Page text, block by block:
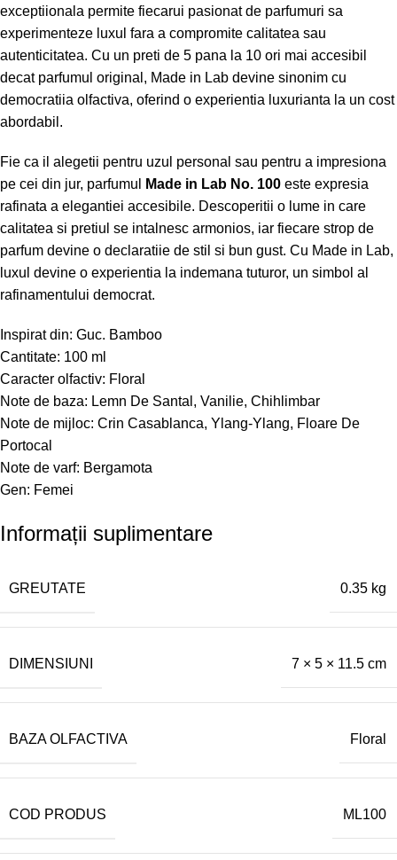
exceptiionala permite fiecarui pasionat de parfumuri sa
experimenteze luxul fara a compromite calitatea sau
autenticitatea. Cu un preti de 5 pana la 10 ori mai accesibil
decat parfumul original, Made in Lab devine sinonim cu
democratiia olfactiva, oferind o experientia luxurianta la un cost
abordabil.
Fie ca il alegetii pentru uzul personal sau pentru a impresiona
pe cei din jur, parfumul
Made in Lab No. 100 este expresia
rafinata a elegantiei accesibile. Descoperitii o lume in care
calitatea si pretiul se intalnesc armonios, iar fiecare strop de
parfum devine o declaratiie de stil si bun gust. Cu Made in Lab,
luxul devine o experientia la indemana tuturor, un simbol al
rafinamentului democrat.
Inspirat din: Guc. Bamboo
Cantitate: 100 ml
Caracter olfactiv: Floral
Note de baza: Lemn De Santal, Vanilie, Chihlimbar
Note de mijloc: Crin Casablanca, Ylang-Ylang, Floare De
Portocal
Note de varf: Bergamota
Gen: Femei
Informații suplimentare
GREUTATE 0.35 kg
DIMENSIUNI 7 × 5 × 11.5 cm
BAZA OLFACTIVA Floral
COD PRODUS ML100